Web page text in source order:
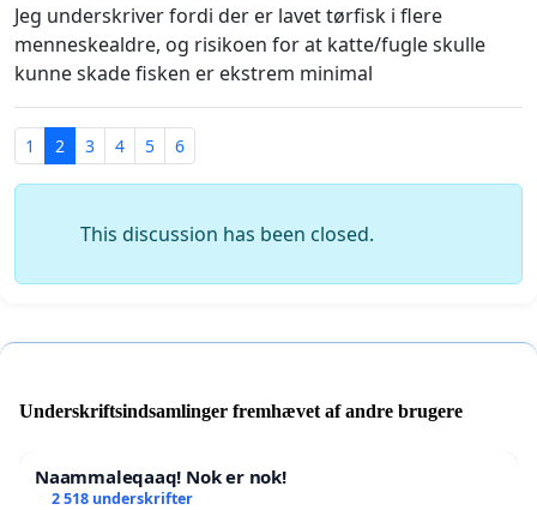
Jeg underskriver fordi der er lavet tørfisk i flere
menneskealdre, og risikoen for at katte/fugle skulle
kunne skade fisken er ekstrem minimal
1 2 3 4 5 6
This discussion has been closed.
Underskriftsindsamlinger fremhævet af andre brugere
Naammaleqaaq! Nok er nok!
2 518 underskrifter